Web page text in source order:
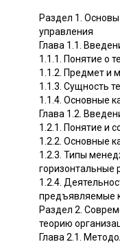
Раздел 1.
управления
Глава 1.1.
1.1.1. Понятие о
1.1.2. Предмет и
1.1.3. Сущность
1.1.4. Основные
Глава 1.2.
1.2.1. Понятие и
1.2.2. Основные
1.2.3. Типы
горизонтальные
1.2.4.
предъявляемые
Раздел 2.
теорию
Глава 2.1.